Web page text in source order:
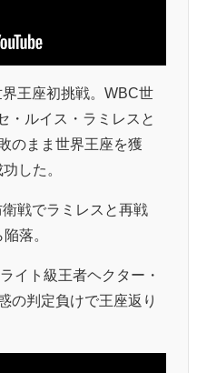
王座初挑戦。WBC世
・ルイス・ラミレスと
のまま世界王座を獲
した。
戦でラミレスと再戦
落。
イト級王者ヘクター・
の判定負けで王座返り